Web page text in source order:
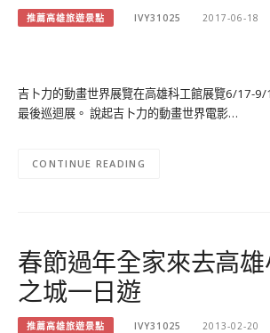
推薦高雄旅遊景點 IVY31025 2017-06-18
吉卜力的動畫世界展覽在高雄科工館展覽6/17-
最後巡迴展。 說起吉卜力的動畫世界電影…
CONTINUE READING
春節過年全家來去高
之城一日遊
推薦高雄旅遊景點 IVY31025 2013-02-20